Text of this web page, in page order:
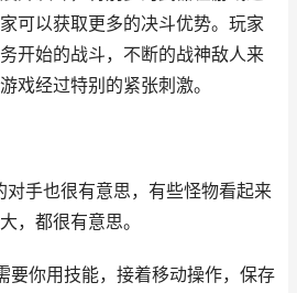
可以获取更多的决斗优势。玩家
开始的战斗，不断的战神敌人来
戏经过特别的紧张刺激。
对手也很有意思，有些怪物看起来
，都很有意思。
要你用技能，接着移动操作，保存